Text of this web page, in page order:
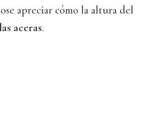
apreciar cómo la altura del
aceras.